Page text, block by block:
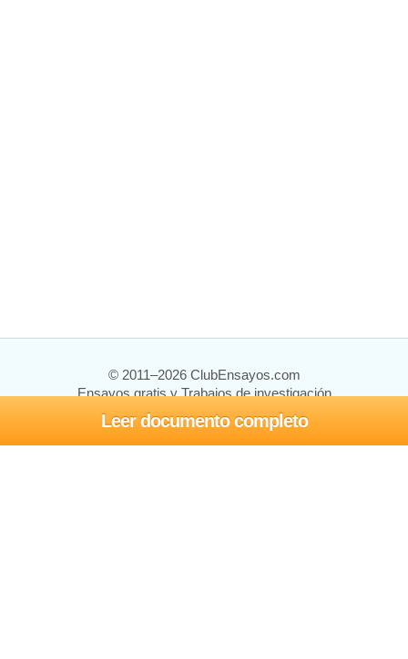
Leer documento completo
© 2011–2026 ClubEnsayos.com
Ensayos gratis y Trabajos de investigación